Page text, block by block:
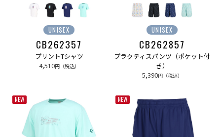
UNISEX
CB262357
プリントTシャツ
4,510円（税込）
UNISEX
CB262857
プラクティスパンツ（ポケット付
き）
5,390円（税込）
NEW NEW